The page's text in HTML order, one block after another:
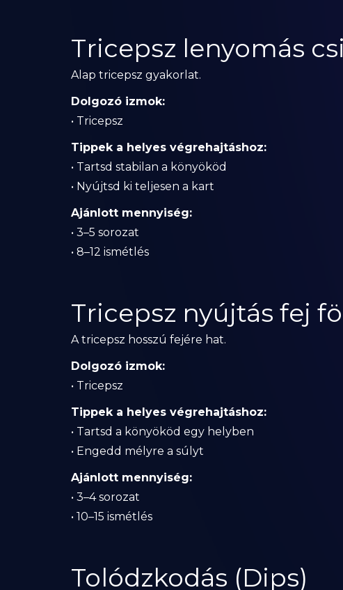
Tricepsz lenyomás
Alap tricepsz gyakorlat.
Dolgozó izmok:
• Tricepsz
Tippek a helyes végrehajtáshoz:
• Tartsd stabilan a könyököd
• Nyújtsd ki teljesen a kart
Ajánlott mennyiség:
• 3–5 sorozat
• 8–12 ismétlés
Tricepsz nyújtás fej
A tricepsz hosszú fejére hat.
Dolgozó izmok:
• Tricepsz
Tippek a helyes végrehajtáshoz:
• Tartsd a könyököd egy helyben
• Engedd mélyre a súlyt
Ajánlott mennyiség:
• 3–4 sorozat
• 10–15 ismétlés
Tolódzkodás (Dips)